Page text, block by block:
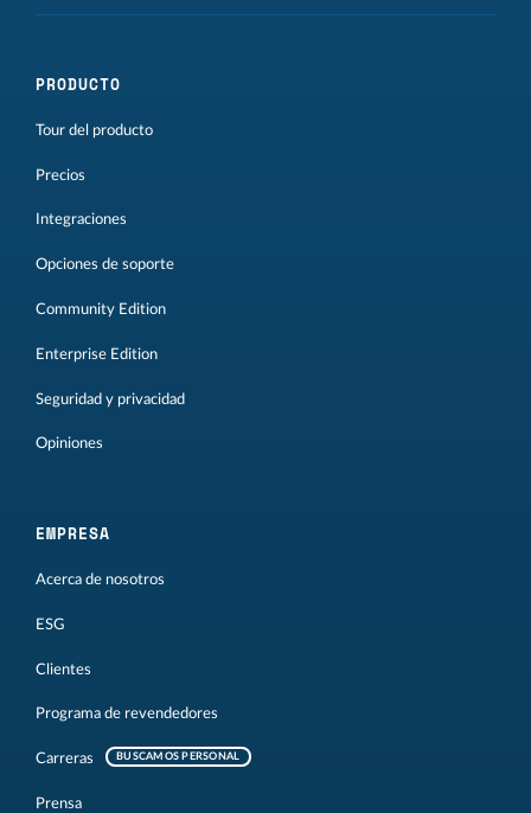
PRODUCTO
Tour del producto
Precios
Integraciones
Opciones de soporte
Community Edition
Enterprise Edition
Seguridad y privacidad
Opiniones
EMPRESA
Acerca de nosotros
ESG
Clientes
Programa de revendedores
Carreras BUSCAMOS PERSONAL
Prensa